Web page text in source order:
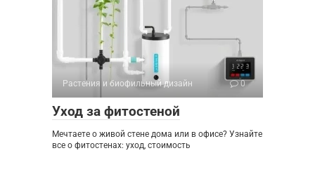
Растения и биофильный дизайн 0
Уход за фитостеной
Мечтаете о живой стене дома или в офисе? Узнайте
все о фитостенах: уход, стоимость